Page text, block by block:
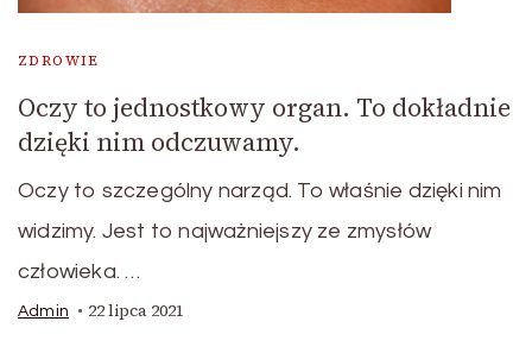
ZDROWIE
Oczy to jednostkowy organ. To dokładnie
dzięki nim odczuwamy.
Oczy to szczególny narząd. To właśnie dzięki nim
widzimy. Jest to najważniejszy ze zmysłów
człowieka. …
Admin 22 lipca 2021